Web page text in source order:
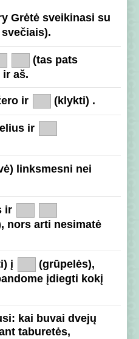
Grėtė sveikinasi su
(tas pats
ir aš.
ir (klykti) .
ir
linksmesni nei
ir
nors arti nesimatė
į
(grūpelės),
įdiegti kokį
kai buvai dvejų
taburetės,